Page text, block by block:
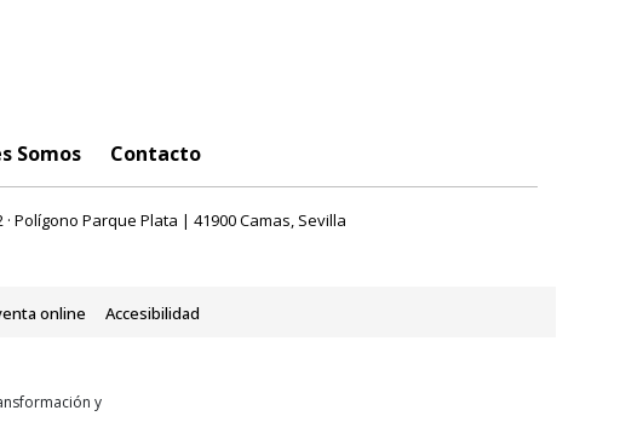
Somos Contacto
Polígono Parque Plata | 41900 Camas, Sevilla
online Accesibilidad
y